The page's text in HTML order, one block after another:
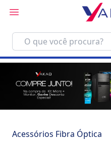
Acessórios Fibra Óptica